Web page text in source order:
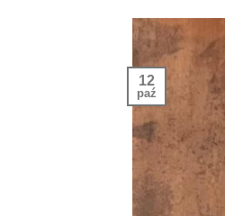
12
paź